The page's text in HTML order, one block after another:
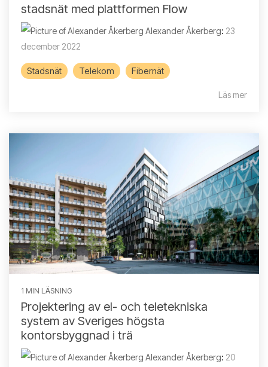
stadsnät med plattformen Flow
Alexander Åkerberg: 23
december 2022
Stadsnät Telekom Fibernät
Läs mer
1 MIN LÄSNING
Projektering av el- och teletekniska
system av Sveriges högsta
kontorsbyggnad i trä
Alexander Åkerberg: 20